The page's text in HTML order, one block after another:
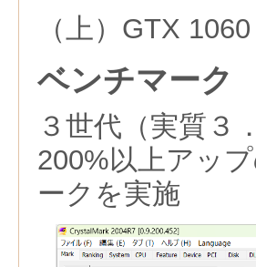
（上）GTX
ベンチマーク
３世代（実質３
200%以上アッ
ークを実施